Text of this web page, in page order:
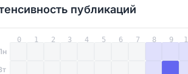
публикаций
0 1 2 3 4 5 6 7 8 9